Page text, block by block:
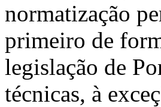
normatização
primeiro de
legislação de
técnicas, à